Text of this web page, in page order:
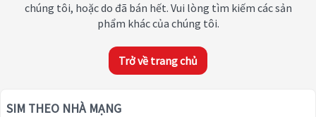
chúng tôi, hoặc do đã bán hết. Vui lòng tìm kiếm các sản
phẩm khác của chúng tôi.
Trở về trang chủ
SIM THEO NHÀ MẠNG